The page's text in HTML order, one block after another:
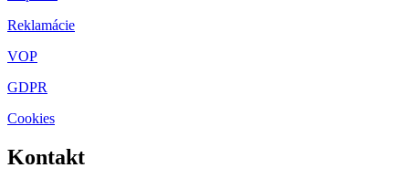
Reklamácie
VOP
GDPR
Cookies
Kontakt